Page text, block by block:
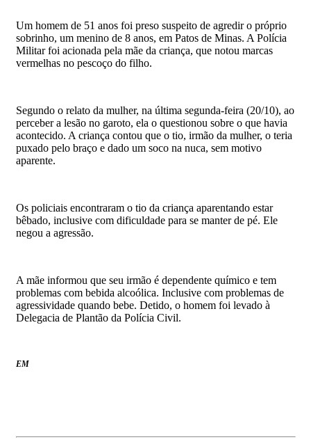
Um homem de 51 anos foi preso suspeito de agredir o próprio
sobrinho, um menino de 8 anos, em Patos de Minas. A Polícia
Militar foi acionada pela mãe da criança, que notou marcas
vermelhas no pescoço do filho.
Segundo o relato da mulher, na última segunda-feira (20/10), ao
perceber a lesão no garoto, ela o questionou sobre o que havia
acontecido. A criança contou que o tio, irmão da mulher, o teria
puxado pelo braço e dado um soco na nuca, sem motivo
aparente.
Os policiais encontraram o tio da criança aparentando estar
bêbado, inclusive com dificuldade para se manter de pé. Ele
negou a agressão.
A mãe informou que seu irmão é dependente químico e tem
problemas com bebida alcoólica. Inclusive com problemas de
agressividade quando bebe. Detido, o homem foi levado à
Delegacia de Plantão da Polícia Civil.
EM